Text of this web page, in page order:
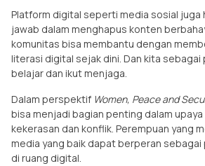
Platform digital seperti media sosial juga
jawab dalam menghapus konten
komunitas bisa membantu dengan
literasi digital sejak dini. Dan kita sebagai
belajar dan ikut menjaga.
Dalam perspektif Women, Peace and
bisa menjadi bagian penting dalam
kekerasan dan konflik. Perempuan yang
media yang baik dapat berperan
di ruang digital.